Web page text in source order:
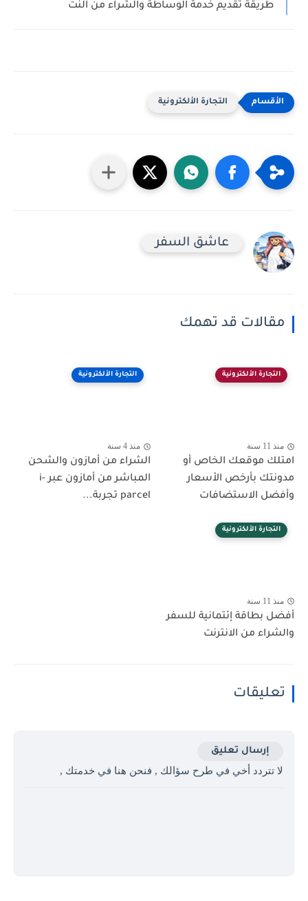
طريقة تقديم خدمة الوساطة والشراء من النت
التجارة الألكترونية
عاشق السفر
مقالات قد تهمك
التجارة الألكترونية
منذ 11 سنة
امتلك موقعك الخاص أو
مدونتك بأرخص الأسعار
وأفضل الاستضافات
التجارة الألكترونية
منذ 4 سنة
الشراء من أمازون والشحن
المباشر من أمازون عبر i-
parcel تجربة...
التجارة الألكترونية
منذ 11 سنة
أفضل بطاقة إئتمانية للسفر
والشراء من الانترنت
تعليقات
إرسال تعليق
لا تتردد أخي في طرح سؤالك , فنحن هنا في خدمتك ,